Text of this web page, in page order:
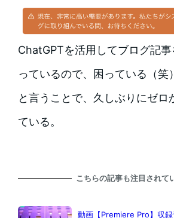
ChatGPTを活用してブログ記
っているので、困っている（笑）
と言うことで、久しぶりにゼロ
ている。
こちらの記事も注目されて
動画【Premiere Pro】収